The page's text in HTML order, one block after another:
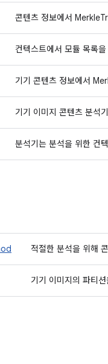
콘텐츠 정보에서
컨텍스트에서 모듈 목록
기기 콘텐츠 정보에서
기기 이미지 콘텐츠 분석기
분석기는 분석을 위한 컨
적절한 분석을 위해
기기 이미지의 파티